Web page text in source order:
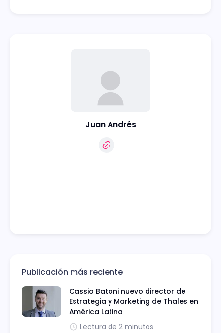
Juan Andrés
Publicación más reciente
Cassio Batoni nuevo director de
Estrategia y Marketing de Thales en
América Latina
Lectura de 2 minutos